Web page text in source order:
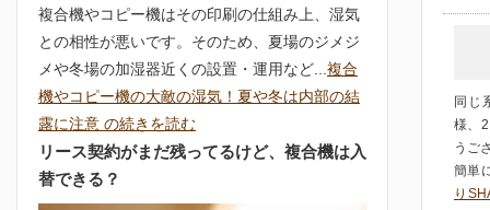
複合機やコピー機はその印刷の仕組み上、湿気
との相性が悪いです。そのため、夏場のジメジ
メや冬場の加湿器近くの設置・運用など... 複合
機やコピー機の大敵の湿気！夏や冬は内部の結
露に注意 の続きを読む
リース契約がまだ残ってるけど、複合機は入
替できる？
同じ
様、
うご
簡単
り